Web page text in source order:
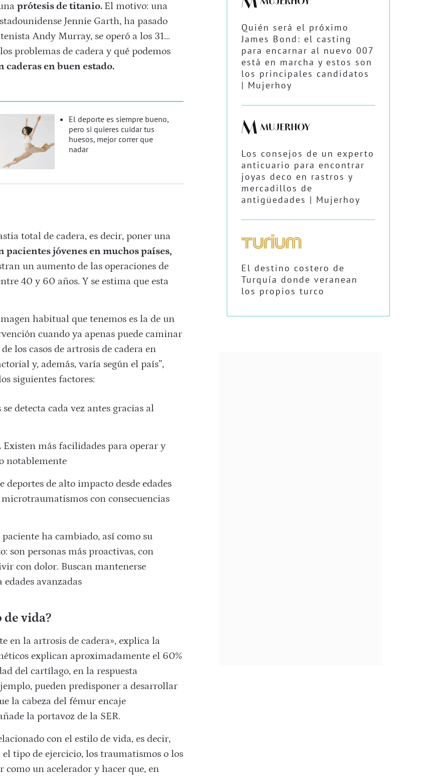
prótesis de titanio. El motivo: una
Jennie Garth, ha pasado
Andy Murray, se operó a los 31…
problemas de cadera y qué podemos
en buen estado.
El deporte es siempre bueno,
pero si quieres cuidar tus
huesos, mejor correr que
nadar
total de cadera, es decir, poner una
pacientes jóvenes en muchos países,
un aumento de las operaciones de
40 y 60 años. Y se estima que esta
habitual que tenemos es la de un
cuando ya apenas puede caminar
los casos de artrosis de cadera en
y, además, varía según el país”,
siguientes factores:
detecta cada vez antes gracias al
Existen más facilidades para operar y
notablemente
deportes de alto impacto desde edades
con consecuencias
ha cambiado, así como su
son personas más proactivas, con
con dolor. Buscan mantenerse
avanzadas
vida?
en la artrosis de cadera», explica la
explican aproximadamente el 60%
del cartílago, en la respuesta
pueden predisponer a desarrollar
la cabeza del fémur encaje
la portavoz de la SER.
con el estilo de vida, es decir,
tipo de ejercicio, los traumatismos o los
como un acelerador y hacer que, en
Quién será el próximo
James Bond: el casting
para encarnar al nuevo 007
está en marcha y estos son
los principales candidatos
| Mujerhoy
Los consejos de un experto
anticuario para encontrar
joyas deco en rastros y
mercadillos de
antigüedades | Mujerhoy
El destino costero de
Turquía donde veranean
los propios turco